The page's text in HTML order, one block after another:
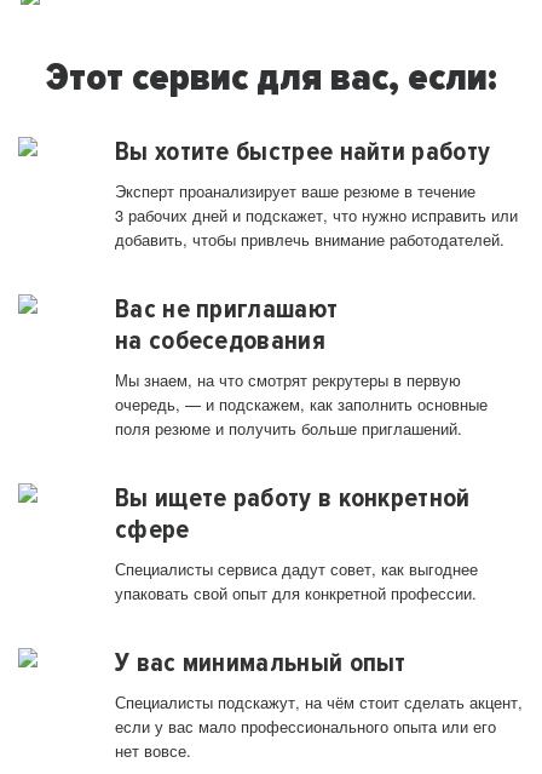
Этот сервис для вас, если:
Вы хотите быстрее найти работу
Эксперт проанализирует ваше резюме в течение
3 рабочих дней и подскажет, что нужно исправить или
добавить, чтобы привлечь внимание работодателей.
Вас не приглашают
на собеседования
Мы знаем, на что смотрят рекрутеры в первую
очередь, — и подскажем, как заполнить основные
поля резюме и получить больше приглашений.
Вы ищете работу в конкретной
сфере
Специалисты сервиса дадут совет, как выгоднее
упаковать свой опыт для конкретной профессии.
У вас минимальный опыт
Специалисты подскажут, на чём стоит сделать акцент,
если у вас мало профессионального опыта или его
нет вовсе.